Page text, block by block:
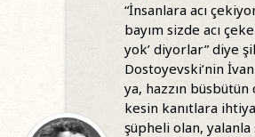
“İnsanlara acı
bayım sizde acı
yok’ diyorlar” diye
Dostoyevski’nin
ya, hazzın büsbütün
kesin kanıtlara
şüpheli olan, yalanla